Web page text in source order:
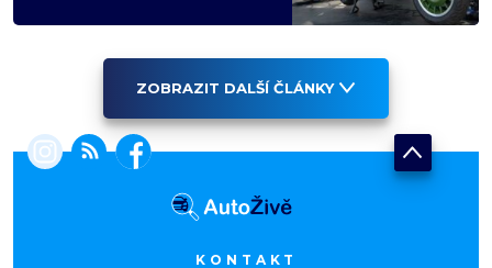
ZOBRAZIT DALŠÍ ČLÁNKY
KONTAKT